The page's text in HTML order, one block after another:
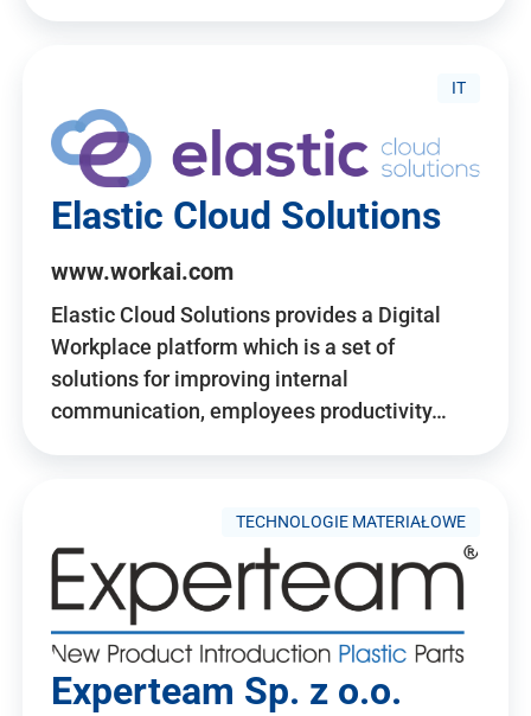
IT
Elastic Cloud Solutions
www.workai.com
Elastic Cloud Solutions provides a Digital
Workplace platform which is a set of
solutions for improving internal
communication, employees productivity…
TECHNOLOGIE MATERIAŁOWE
Experteam Sp. z o.o.